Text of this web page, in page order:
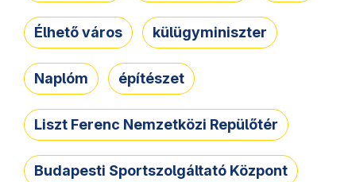
Élhető város külügyminiszter
Naplóm építészet
Liszt Ferenc Nemzetközi Repülőtér
Budapesti Sportszolgáltató Központ